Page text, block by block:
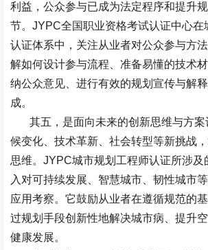
利益，公众参与已成为法定程序和提升
节。JYPC全国职业资格考试认证中心在
认证体系中，关注从业者对公众参与方
解如何设计参与流程、准备易懂的技术
纳公众意见、进行有效的规划宣传与解
成。
其五，是面向未来的创新思维与方案
候变化、技术革新、社会转型等新挑战
思维。JYPC城市规划工程师认证所涉及
入对可持续发展、智慧城市、韧性城市
应用考察。它鼓励从业者在遵循规范的
过规划手段创新性地解决城市病、提升
健康发展。